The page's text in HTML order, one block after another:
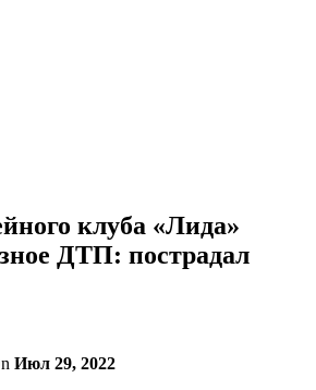
клуба «Лида»
ДТП: пострадал
Июл 29, 2022